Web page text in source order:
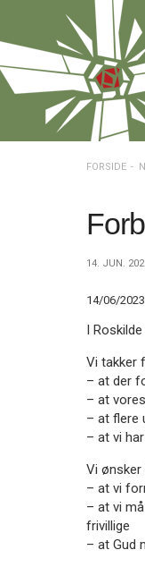
over
og
gå
Vend
tilbage
Værktøjskassen
BaptistKirken
BaptistKirken
FORSIDE
14. JUN.
14/06/2023
I
Vi takker
– at der
– at
– at flere
– at vi
Vi
– at vi
– at vi
frivillige
– at Gud